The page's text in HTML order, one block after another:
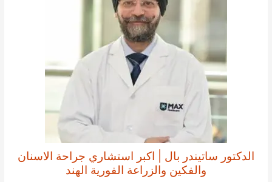
الدكتور ساتيندر بال | اكبر استشاري جراحة الاسنان
والفكين والزراعة الفورية الهند